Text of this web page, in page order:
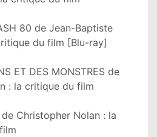
80 de Jean-Baptiste
du film [Blu-ray]
ET DES MONSTRES de
: la critique du film
de Christopher Nolan : la